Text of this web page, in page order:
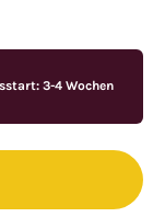
3-4 Wochen